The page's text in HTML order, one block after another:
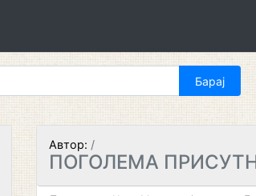
Автор: /
ПОГОЛЕМА